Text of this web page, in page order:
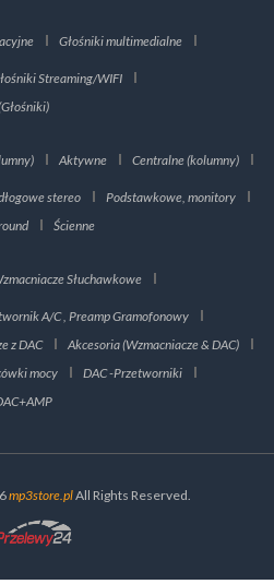
Głośniki multimedialne
Streaming/WIFI
Aktywne Centralne (kolumny)
stereo
Podstawkowe, monitory
Ścienne
Słuchawkowe
A/C , Preamp Gramofonowy
z DAC
Akcesoria (Wzmacniacze & DAC)
mocy
DAC -Przetworniki
mp3store.plAll Rights Reserved.